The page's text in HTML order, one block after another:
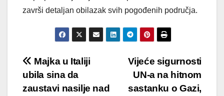
završi detaljan obilazak svih pogođenih područja.
Post
navigation
Vijeće sigurnosti
UN-a na hitnom
sastanku o Gazi,
Majka u Italiji
ubila sina da
zaustavi nasilje nad